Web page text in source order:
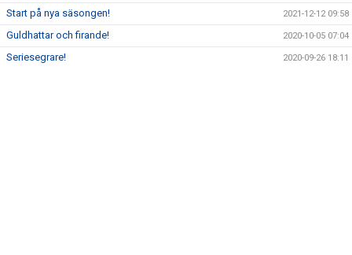
Start på nya säsongen! 2021-12-12 09:58
Guldhattar och firande! 2020-10-05 07:04
Seriesegrare! 2020-09-26 18:11